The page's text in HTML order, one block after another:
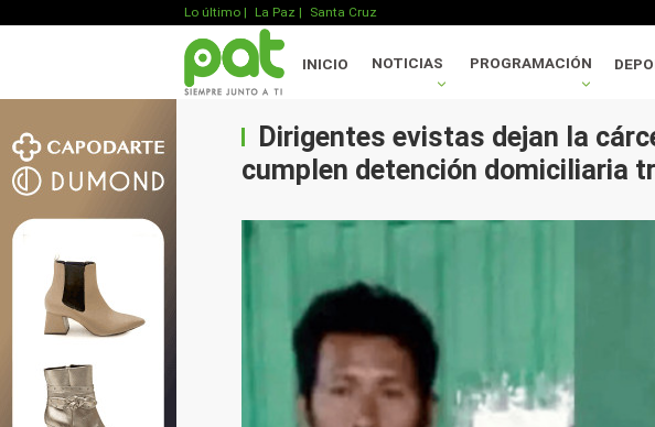
Lo último | La Paz | Santa Cruz
INICIO NOTICIAS PROGRAMACIÓN
Dirigentes evistas dejan la
cumplen detención domiciliaria